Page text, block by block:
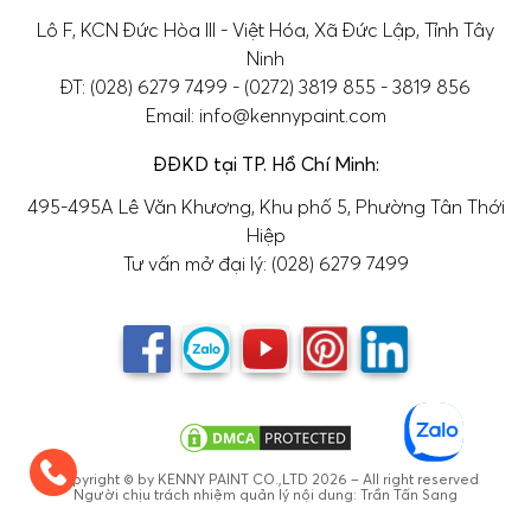
Lô F, KCN Đức Hòa III - Việt Hóa, Xã Đức Lập, Tỉnh Tây
Ninh
ĐT: (028) 6279 7499 - (0272) 3819 855 - 3819 856
Email: info@kennypaint.com
ĐĐKD tại TP. Hồ Chí Minh:
495-495A Lê Văn Khương, Khu phố 5, Phường Tân Thới
Hiệp
Tư vấn mở đại lý: (028) 6279 7499
Copyright © by KENNY PAINT CO.,LTD 2026 – All right reserved
Người chịu trách nhiệm quản lý nội dung: Trần Tấn Sang